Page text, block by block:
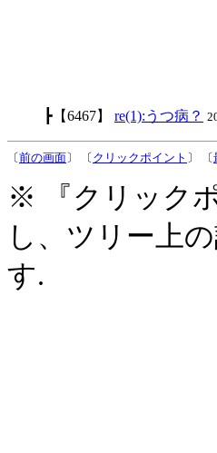
┣【6467】 re(1):うつ病？
〔前の画面〕 〔 クリックポイント 〕 〔
※ 『クリック
し、ツリー上
す.